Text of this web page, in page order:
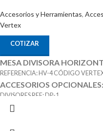
Accesorios y Herramientas,
Vertex
COTIZAR
MESA DIVISORA
REFERENCIA: HV-4 CÓDIGO
ACCESORIOS OPCIONALES:
DIVISORES REF: DP-1